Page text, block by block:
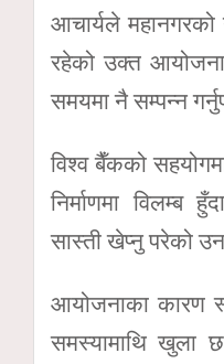
आचार्यले
रहेको उक्त
समयमा नै सम्पन्न
विश्व बैँकको
निर्माणमा विलम्ब
सास्ती खेप्नु परेको
आयोजनाका कारण
समस्यामाथि खुला